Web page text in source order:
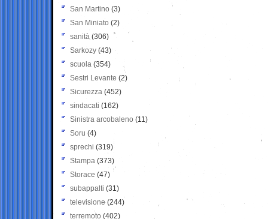
San Martino (3)
San Miniato (2)
sanità (306)
Sarkozy (43)
scuola (354)
Sestri Levante (2)
Sicurezza (452)
sindacati (162)
Sinistra arcobaleno (11)
Soru (4)
sprechi (319)
Stampa (373)
Storace (47)
subappalti (31)
televisione(244)
terremoto (402)